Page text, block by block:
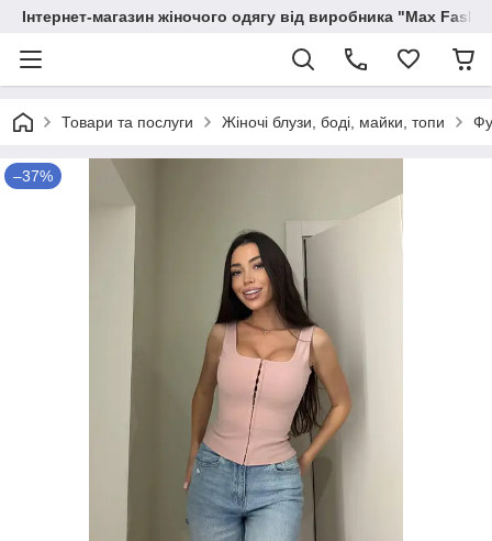
Інтернет-магазин жіночого одягу від виробника "Max
Товари та послуги Жіночі блузи, боді, майки, топи
–37%